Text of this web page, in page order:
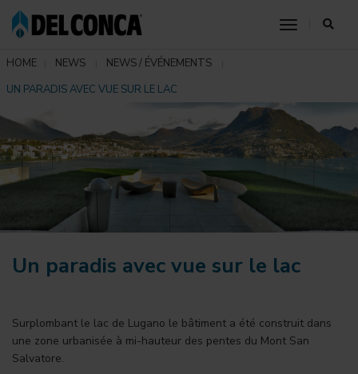
toggle
HOME NEWS
NEWS / ÉVÉNEMENTS
UN PARADIS AVEC VUE SUR LE LAC
Un paradis avec vue sur le lac
Surplombant le lac de Lugano le bâtiment a été construit dans
une zone urbanisée à mi-hauteur des pentes du Mont San
Salvatore.